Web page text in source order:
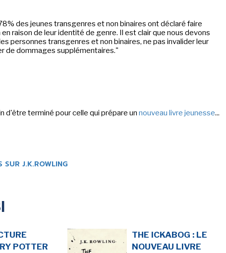
des jeunes transgenres et non binaires ont déclaré faire
raison de leur identité de genre. Il est clair que nous devons
personnes transgenres et non binaires, ne pas invalider leur
de dommages supplémentaires."
d'être terminé pour celle qui prépare un nouveau livre jeunesse...
SUR J.K.ROWLING
POTTER
THE ICKABOG : LE
NOUVEAU LIVRE